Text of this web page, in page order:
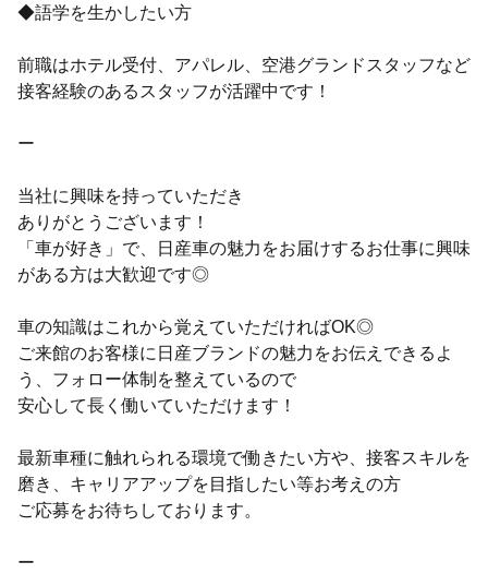
◆語学を生かしたい方
前職はホテル受付、アパレル、空港グランドスタッフなど
接客経験のあるスタッフが活躍中です！
ー
当社に興味を持っていただき
ありがとうございます！
「車が好き」で、日産車の魅力をお届けするお仕事に興味
がある方は大歓迎です◎
車の知識はこれから覚えていただければOK◎
ご来館のお客様に日産ブランドの魅力をお伝えできるよ
う、フォロー体制を整えているので
安心して長く働いていただけます！
最新車種に触れられる環境で働きたい方や、接客スキルを
磨き、キャリアアップを目指したい等お考えの方
ご応募をお待ちしております。
ー